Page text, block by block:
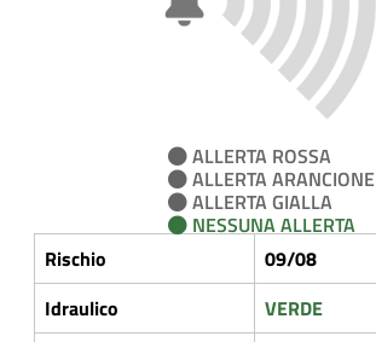
ALLERTA ROSSA
ALLERTA ARANCIONE
ALLERTA GIALLA
NESSUNA ALLERTA
Rischio
09/08
Idraulico
VERDE